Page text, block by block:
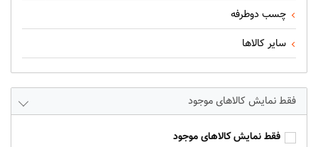
چسب دوطرفه
سایر کالاها
فقط نمایش کالاهای موجود
فقط نمایش کالاهای موجود